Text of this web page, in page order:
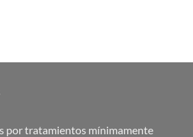
por tratamientos mínimamente